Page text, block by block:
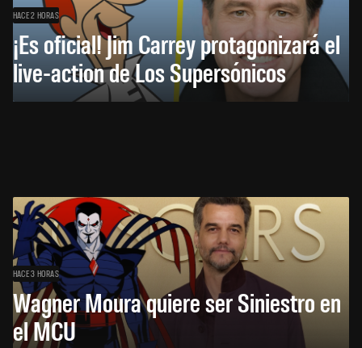
HACE 2 HORAS
¡Es oficial! Jim Carrey protagonizará el
live-action de Los Supersónicos
HACE 3 HORAS
Wagner Moura quiere ser Siniestro en
el MCU